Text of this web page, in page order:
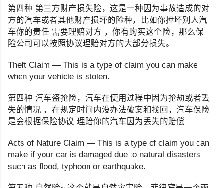
第四种 第三方财产损失险，这是一种因为事故造成的对
方的汽车或者其他财产损坏的险种，比如你撞坏别人汽
车你的责任 需要理赔对方 ，你有购买这个险，那么保
险公司可以按照协议理赔对方的大部分损失。
Theft Claim — This is a type of claim you can make
when your vehicle is stolen.
第四种 汽车盗抢险，汽车在使用过程中因为抢劫或者丢
失的情况 ，在规定时间内没办法破案和找回，汽车保险
是会根据保险协议 理赔你的汽车因为丢失的赔偿
Acts of Nature Claim — This is a type of claim you can
make if your car is damaged due to natural disasters
such as flood, typhoon or earthquake.